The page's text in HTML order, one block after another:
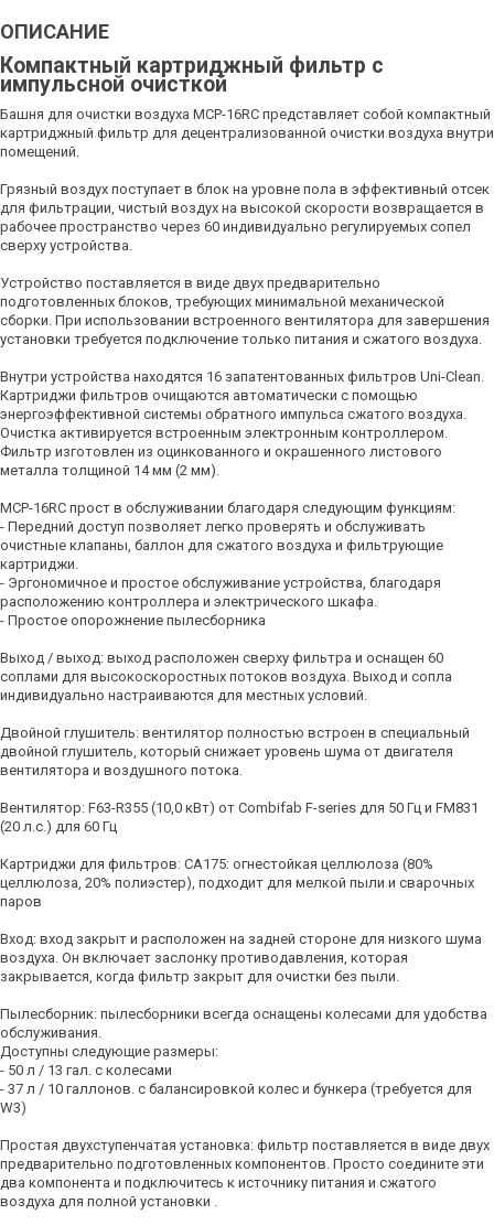
ОПИСАНИЕ
Компактный картриджный фильтр с
импульсной очисткой
Башня для очистки воздуха MCP-16RC представляет собой компактный
картриджный фильтр для децентрализованной очистки воздуха внутри
помещений.
Грязный воздух поступает в блок на уровне пола в эффективный отсек
для фильтрации, чистый воздух на высокой скорости возвращается в
рабочее пространство через 60 индивидуально регулируемых сопел
сверху устройства.
Устройство поставляется в виде двух предварительно
подготовленных блоков, требующих минимальной механической
сборки. При использовании встроенного вентилятора для завершения
установки требуется подключение только питания и сжатого воздуха.
Внутри устройства находятся 16 запатентованных фильтров Uni-Clean.
Картриджи фильтров очищаются автоматически с помощью
энергоэффективной системы обратного импульса сжатого воздуха.
Очистка активируется встроенным электронным контроллером.
Фильтр изготовлен из оцинкованного и окрашенного листового
металла толщиной 14 мм (2 мм).
MCP-16RC прост в обслуживании благодаря следующим функциям:
- Передний доступ позволяет легко проверять и обслуживать
очистные клапаны, баллон для сжатого воздуха и фильтрующие
картриджи.
- Эргономичное и простое обслуживание устройства, благодаря
расположению контроллера и электрического шкафа.
- Простое опорожнение пылесборника
Выход / выход: выход расположен сверху фильтра и оснащен 60
соплами для высокоскоростных потоков воздуха. Выход и сопла
индивидуально настраиваются для местных условий.
Двойной глушитель: вентилятор полностью встроен в специальный
двойной глушитель, который снижает уровень шума от двигателя
вентилятора и воздушного потока.
Вентилятор: F63-R355 (10,0 кВт) от Combifab F-series для 50 Гц и FM831
(20 л.с.) для 60 Гц
Картриджи для фильтров: CA175: огнестойкая целлюлоза (80%
целлюлоза, 20% полиэстер), подходит для мелкой пыли и сварочных
паров
Вход: вход закрыт и расположен на задней стороне для низкого шума
воздуха. Он включает заслонку противодавления, которая
закрывается, когда фильтр закрыт для очистки без пыли.
Пылесборник: пылесборники всегда оснащены колесами для удобства
обслуживания.
Доступны следующие размеры:
- 50 л / 13 гал. с колесами
- 37 л / 10 галлонов. с балансировкой колес и бункера (требуется для
W3)
Простая двухступенчатая установка: фильтр поставляется в виде двух
предварительно подготовленных компонентов. Просто соедините эти
два компонента и подключитесь к источнику питания и сжатого
воздуха для полной установки .